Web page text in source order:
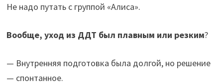
Не надо путать с группой «Алиса».
Вообще, уход из ДДТ был плавным или резким?
— Внутренняя подготовка была долгой, но решение
— спонтанное.